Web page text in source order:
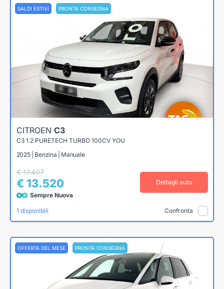
SALDI ESTIVI PRONTA CONSEGNA
CITROEN C3
C3 1.2 PURETECH TURBO 100CV YOU
2025 | Benzina | Manuale
€ 17.407
€ 13.520
Sempre Nuova
Dettagli auto
1 disponibili Confronta
OFFERTA DEL MESE PRONTA CONSEGNA